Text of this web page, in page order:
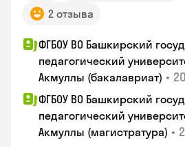
2 отзыва
ФГБОУ ВО Башкирский
педагогический
Акмуллы (бакалавриат) •
ФГБОУ ВО Башкирский
педагогический
Акмуллы (магистратура) •